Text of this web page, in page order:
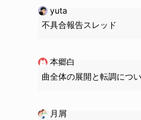
不具合報告スレッド
yuta
曲全体の展開と転調につ
本郷白
月屑